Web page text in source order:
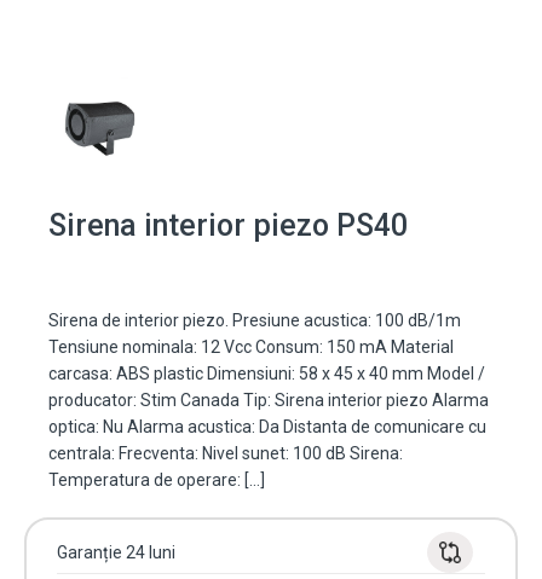
Sirena interior piezo PS40
Sirena de interior piezo. Presiune acustica: 100 dB/1m
Tensiune nominala: 12 Vcc Consum: 150 mA Material
carcasa: ABS plastic Dimensiuni: 58 x 45 x 40 mm Model /
producator: Stim Canada Tip: Sirena interior piezo Alarma
optica: Nu Alarma acustica: Da Distanta de comunicare cu
centrala: Frecventa: Nivel sunet: 100 dB Sirena:
Temperatura de operare: […]
Garanție 24 luni